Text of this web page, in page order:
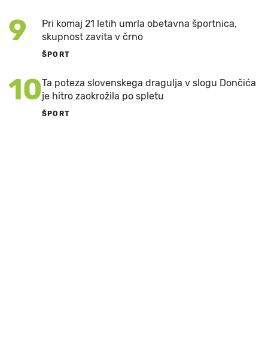
9
Pri komaj 21 letih umrla obetavna športnica,
skupnost zavita v črno
ŠPORT
10Ta poteza slovenskega dragulja v slogu Dončića
je hitro zaokrožila po spletu
ŠPORT